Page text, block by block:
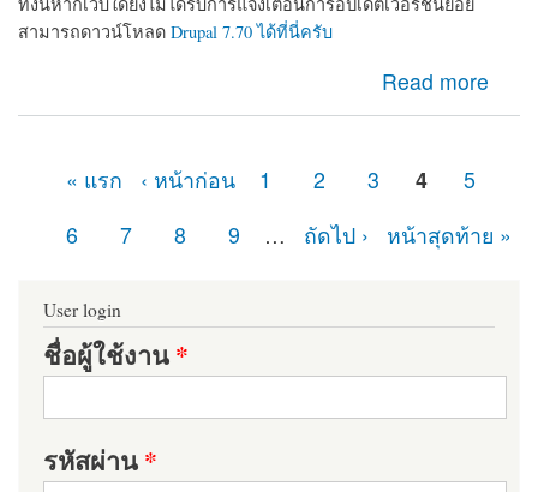
สามารถดาวน์โหลด Drupal 7.70 ได้ที่นี่ครับ
Read more
about ในที่สุดก็มา Drupal 7.70 ออกแล้ว เว็บไซต์ที่ใช้
Drupal 7 อย่าลืมอัปเดตเพื่อความปลอดภัย
« แรก ‹ หน้าก่อน 1 2 3 4
5
6
7 8 9 … ถัดไป › หน้าสุดท้าย »
User login
ชื่อผู้ใช้งาน*
รหัสผ่าน*